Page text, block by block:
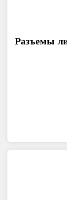
Разъемы